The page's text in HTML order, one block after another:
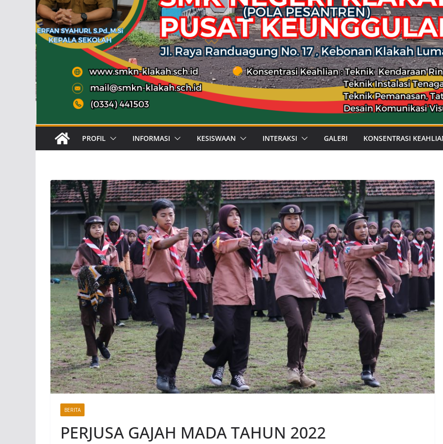
PROFIL INFORMASI KESISWAAN INTERAKSI GALERI KONSENTRASI
BERITA
PERJUSA GAJAH MADA TAHUN 2022